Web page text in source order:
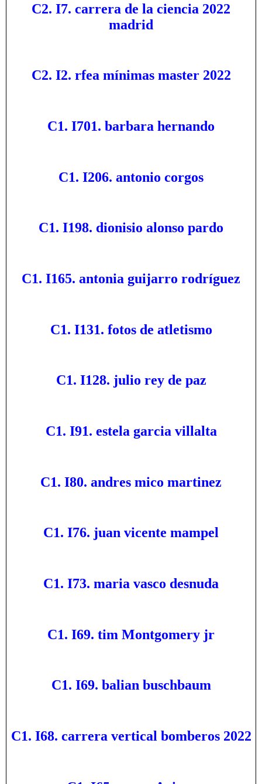
C2. I7. carrera de la ciencia 2022
madrid
C2. I2. rfea mínimas master 2022
C1. I701. barbara hernando
C1. I206. antonio corgos
C1. I198. dionisio alonso pardo
C1. I165. antonia guijarro rodríguez
C1. I131. fotos de atletismo
C1. I128. julio rey de paz
C1. I91. estela garcia villalta
C1. I80. andres mico martinez
C1. I76. juan vicente mampel
C1. I73. maria vasco desnuda
C1. I69. tim Montgomery jr
C1. I69. balian buschbaum
C1. I68. carrera vertical bomberos 2022